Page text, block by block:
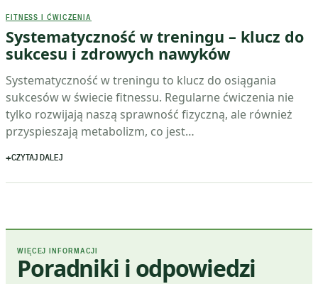
FITNESS I ĆWICZENIA
Systematyczność w treningu – klucz do
sukcesu i zdrowych nawyków
Systematyczność w treningu to klucz do osiągania
sukcesów w świecie fitnessu. Regularne ćwiczenia nie
tylko rozwijają naszą sprawność fizyczną, ale również
przyspieszają metabolizm, co jest…
CZYTAJ DALEJ
WIĘCEJ INFORMACJI
Poradniki i odpowiedzi